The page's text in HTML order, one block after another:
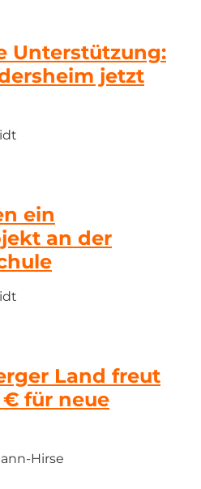
Unterstützung:
jetzt
ein
an der
Land freut
€ für neue
Hirse